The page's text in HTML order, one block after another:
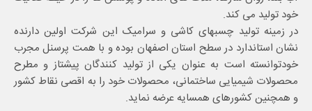
خود تولید می کند.
در زمینه تولید چسبهای کاشی و سرامیک این شرکت اولین دارنده
نشان استاندارد در سطح استان اصفهان بوده و با همت پرسنل مجرب
خودتوانسته است به عنوان یکی از تولید کنندگان پیشتاز و مطرح
محصولات شیمیایی ساختمانی، محصولات خود را به اقصی نقاط کشور
و همچنین کشورهای همسایه عرضه نماید.